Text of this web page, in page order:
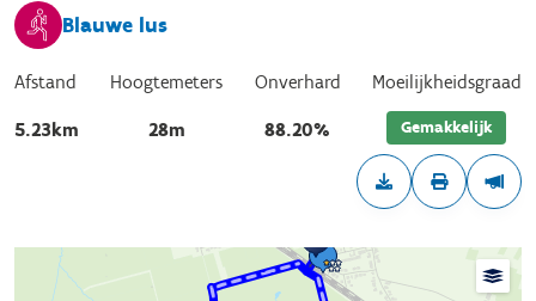
Blauwe lus
Afstand
5.23km
Hoogtemeters
28m
Onverhard
88.20%
Moeilijkheidsgraad
Gemakkelijk